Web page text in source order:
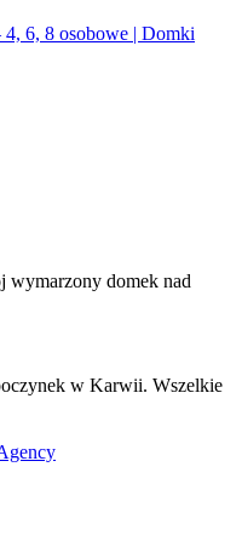
6, 8 osobowe | Domki
wymarzony domek nad
w Karwii. Wszelkie